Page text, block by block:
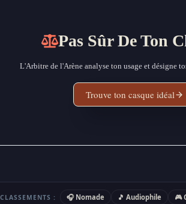
Pas Sûr De Ton
L'Arbitre de l'Arène analyse ton usage et désigne
Trouve ton casque idéal
CLASSEMENTS : 🎧 Nomade 🎵 Audiophile 🎮